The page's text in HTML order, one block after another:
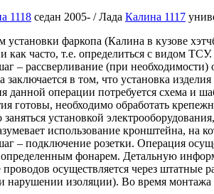
1118 седан 2005- / Лада Калина 1117
установки фаркопа (Калина в кузове
как часто, т.е. определиться с видом ТСУ.
– рассверливание (при необходимости)
заключается в том, что установка
данной операции потребуется схема и
готовы, необходимо обработать
установкой
использование кронштейна, на
– подключение розетки. Операция
определенным фонарем. Детальную
осуществляется через штатные
нарушении изоляции). Во время монтажа